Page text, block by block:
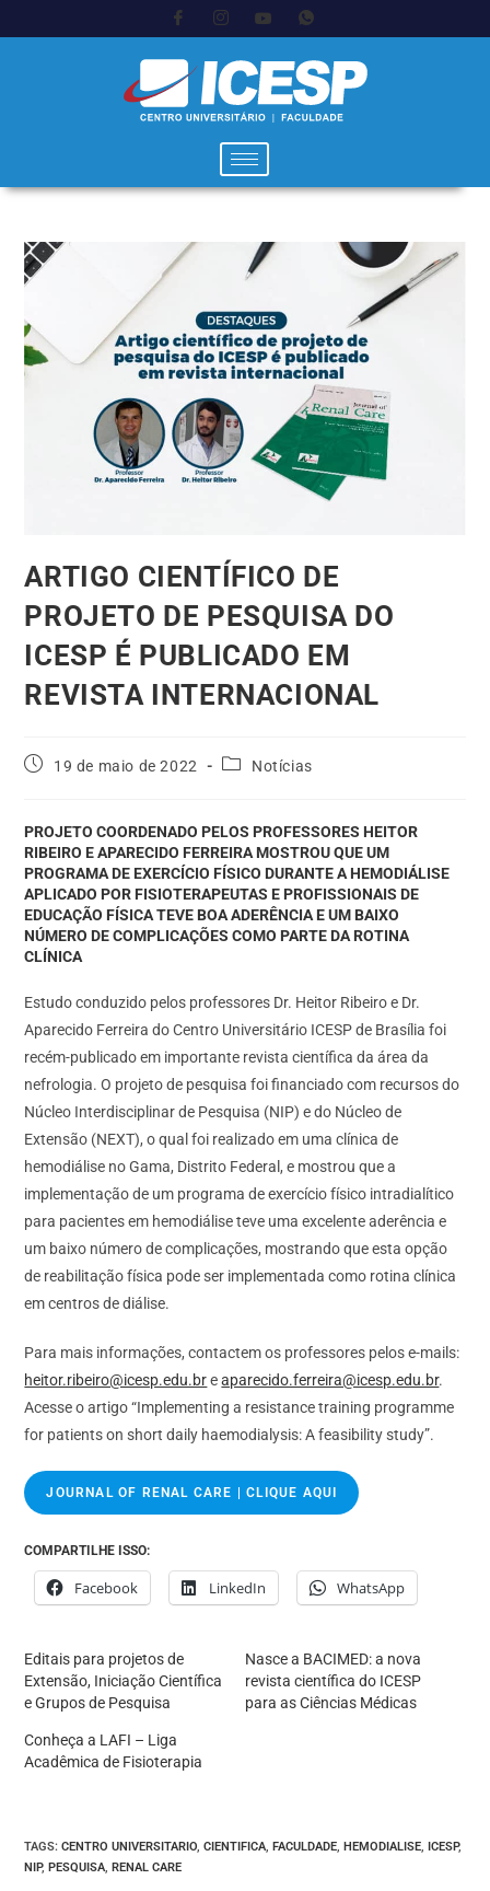
ARTIGO CIENTÍFICO DE
PROJETO DE PESQUISA DO
ICESP É PUBLICADO EM
REVISTA INTERNACIONAL
19 de maio de 2022 Notícias
PROJETO COORDENADO PELOS PROFESSORES HEITOR
RIBEIRO E APARECIDO FERREIRA MOSTROU QUE UM
PROGRAMA DE EXERCÍCIO FÍSICO DURANTE A HEMODIÁLISE
APLICADO POR FISIOTERAPEUTAS E PROFISSIONAIS DE
EDUCAÇÃO FÍSICA TEVE BOA ADERÊNCIA E UM BAIXO
NÚMERO DE COMPLICAÇÕES COMO PARTE DA ROTINA
CLÍNICA
Estudo conduzido pelos professores Dr. Heitor Ribeiro e Dr.
Aparecido Ferreira do Centro Universitário ICESP de Brasília foi
recém-publicado em importante revista científica da área da
nefrologia. O projeto de pesquisa foi financiado com recursos do
Núcleo Interdisciplinar de Pesquisa (NIP) e do Núcleo de
Extensão (NEXT), o qual foi realizado em uma clínica de
hemodiálise no Gama, Distrito Federal, e mostrou que a
implementação de um programa de exercício físico intradialítico
para pacientes em hemodiálise teve uma excelente aderência e
um baixo número de complicações, mostrando que esta opção
de reabilitação física pode ser implementada como rotina clínica
em centros de diálise.
Para mais informações, contactem os professores pelos e-mails:
heitor.ribeiro@icesp.edu.breaparecido.ferreira@icesp.edu.br.
Acesse o artigo “Implementing a resistance training programme
for patients on short daily haemodialysis: A feasibility study”.
JOURNAL OF RENAL CARE | CLIQUE AQUI
COMPARTILHE ISSO:
Facebook LinkedIn WhatsApp
Editais para projetos de
Extensão, Iniciação Científica
e Grupos de Pesquisa
Nasce a BACIMED: a nova
revista científica do ICESP
para as Ciências Médicas
Conheça a LAFI – Liga
Acadêmica de Fisioterapia
TAGS:CENTRO UNIVERSITARIO, CIENTIFICA, FACULDADE, HEMODIALISE, ICESP,
NIP, PESQUISA, RENAL CARE